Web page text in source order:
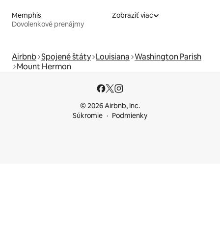
Memphis
Dovolenkové prenájmy
Zobraziť viac
Airbnb Spojené štáty Louisiana Washington Parish
Mount Hermon
© 2026 Airbnb, Inc.
Súkromie
Podmienky